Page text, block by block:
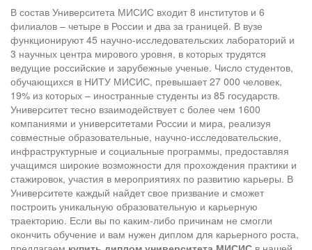
В состав Университета МИСИС входит 8 институтов и 6
филиалов – четыре в России и два за границей. В вузе
функционируют 45 научно-исследовательских лабораторий и
3 научных центра мирового уровня, в которых трудятся
ведущие российские и зарубежные ученые. Число студентов,
обучающихся в НИТУ МИСИС, превышает 27 000 человек,
19% из которых – иностранные студенты из 85 государств.
Университет тесно взаимодействует с более чем 1600
компаниями и университетами России и мира, реализуя
совместные образовательные, научно-исследовательские,
инфраструктурные и социальные программы, предоставляя
учащимся широкие возможности для прохождения практики и
стажировок, участия в мероприятиях по развитию карьеры. В
Университете каждый найдет свое призвание и сможет
построить уникальную образовательную и карьерную
траекторию. Если вы по каким-либо причинам не смогли
окончить обучение и вам нужен диплом для карьерного роста,